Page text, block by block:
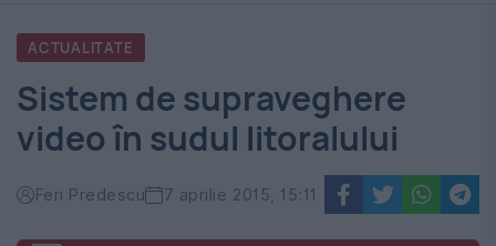
România
-
Evenimentul
Zilei
ACTUALITATE
Sistem de supraveghere
video în sudul litoralului
Feri Predescu 7 aprilie 2015, 15:11